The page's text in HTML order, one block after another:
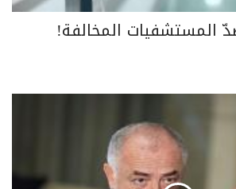
المستشفيات المخالفة!